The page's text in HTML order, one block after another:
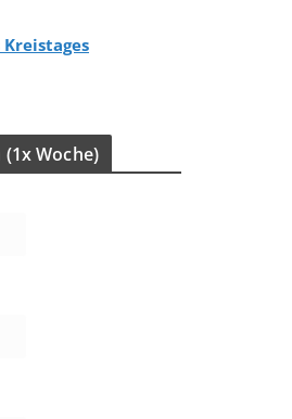
Kreistages
Woche)